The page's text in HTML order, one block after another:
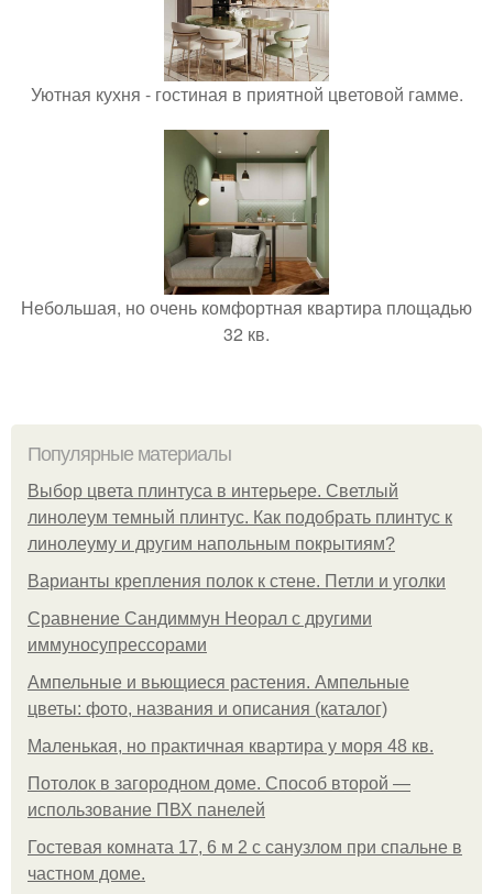
Уютная кухня - гостиная в приятной цветовой гамме.
Небольшая, но очень комфортная квартира площадью
32 кв.
Популярные материалы
Выбор цвета плинтуса в интерьере. Светлый
линолеум темный плинтус. Как подобрать плинтус к
линолеуму и другим напольным покрытиям?
Варианты крепления полок к стене. Петли и уголки
Сравнение Сандиммун Неорал с другими
иммуносупрессорами
Ампельные и вьющиеся растения. Ампельные
цветы: фото, названия и описания (каталог)
Маленькая, но практичная квартира у моря 48 кв.
Потолок в загородном доме. Способ второй —
использование ПВХ панелей
Гостевая комната 17, 6 м 2 с санузлом при спальне в
частном доме.